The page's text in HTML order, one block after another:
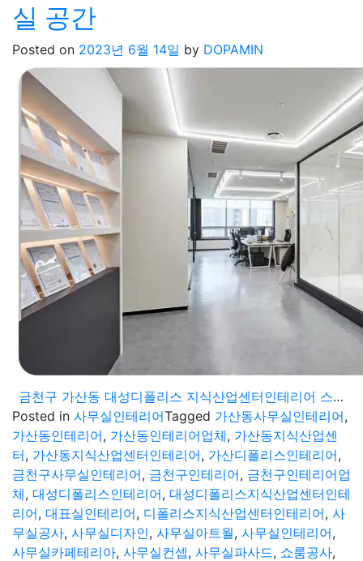
실 공간
Posted on 2023년 6월 14일 by DOPAMIN
금천구 가산동 대성디폴리스 지식산업센터인테리어 스튜디오 쇼룸 공간을 겸비한 사무실 공간
Posted in 사무실인테리어Tagged 가산동사무실인테리어,
가산동인테리어, 가산동인테리어업체, 가산동지식산업센
터, 가산동지식산업센터인테리어, 가산디폴리스인테리어,
금천구사무실인테리어, 금천구인테리어, 금천구인테리어업
체, 대성디폴리스인테리어, 대성디폴리스지식산업센터인테
리어, 대표실인테리어, 디폴리스지식산업센터인테리어, 사
무실공사, 사무실디자인, 사무실아트월, 사무실인테리어,
사무실카페테리아, 사무실컨셉, 사무실파사드, 쇼룸공사,